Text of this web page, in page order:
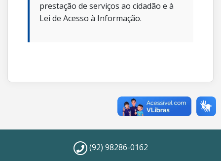
prestação de serviços ao cidadão e à
Lei de Acesso à Informação.
(92) 98286-0162